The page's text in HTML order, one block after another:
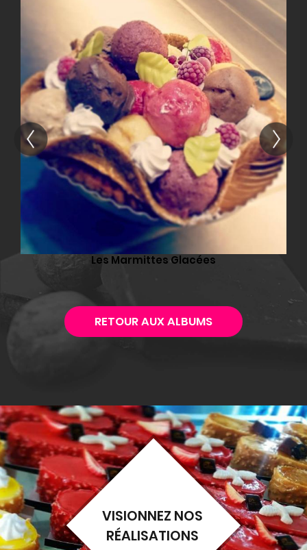
Les Marmittes Glacées
RETOUR AUX ALBUMS
VISIONNEZ NOS
RÉALISATIONS